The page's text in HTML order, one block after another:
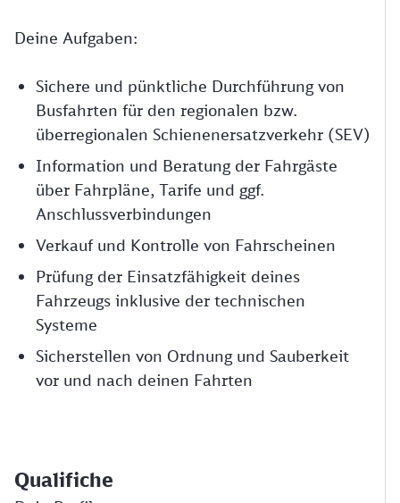
Deine Aufgaben:
Sichere und pünktliche Durchführung von
Busfahrten für den regionalen bzw.
überregionalen Schienenersatzverkehr (SEV)
Information und Beratung der Fahrgäste
über Fahrpläne, Tarife und ggf.
Anschlussverbindungen
Verkauf und Kontrolle von Fahrscheinen
Prüfung der Einsatzfähigkeit deines
Fahrzeugs inklusive der technischen
Systeme
Sicherstellen von Ordnung und Sauberkeit
vor und nach deinen Fahrten
Qualifiche